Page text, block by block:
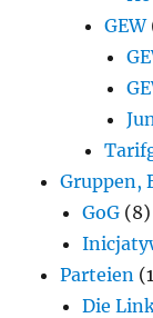
GEW
Gruppen,
GoG (8)
Parteien
Die